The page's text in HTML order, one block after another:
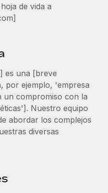
en RR. HH. globales
de candidatos.
cumplimiento
y automatización con IA.
de vida a
es una [breve
por ejemplo, 'empresa
un compromiso con la
Nuestro equipo
abordar los complejos
diversas